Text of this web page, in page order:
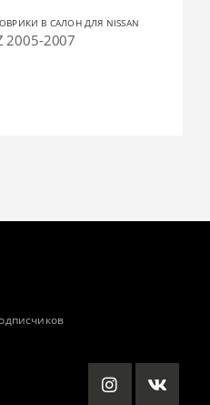
В САЛОН ДЛЯ NISSAN
2005-2007